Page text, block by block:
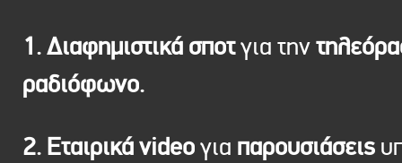
1. Διαφημιστικά σποτγια την
ραδιόφωνο.
2. Εταιρικά videoγια παρουσιάσεις